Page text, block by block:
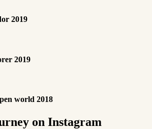
2019
2019
world 2018
on Instagram